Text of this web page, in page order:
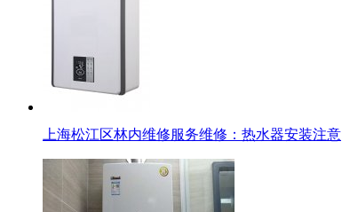
上海松江区林内维修服务维修：热水器安装注意